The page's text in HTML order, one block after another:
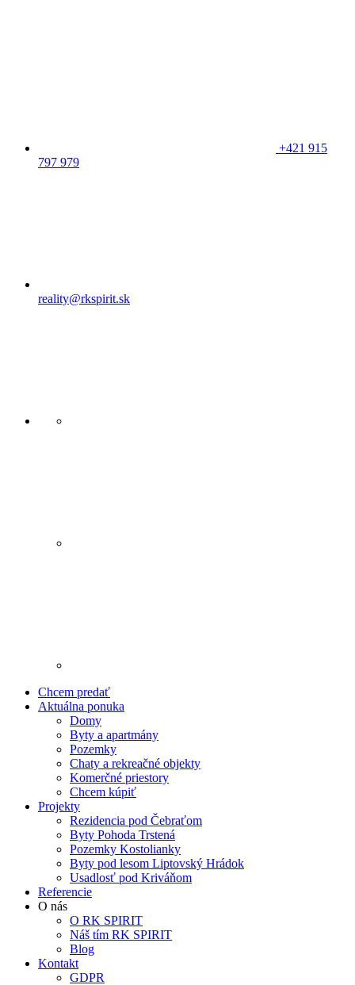
+421 915
797 979
reality@rkspirit.sk
Chcem predať
Aktuálna ponuka
Domy
Byty a apartmány
Pozemky
Chaty a rekreačné objekty
Komerčné priestory
Chcem kúpiť
Projekty
Rezidencia pod Čebraťom
Byty Pohoda Trstená
Pozemky Kostolianky
Byty pod lesom Liptovský Hrádok
Usadlosť pod Kriváňom
Referencie
O nás
O RK SPIRIT
Náš tím RK SPIRIT
Blog
Kontakt
GDPR